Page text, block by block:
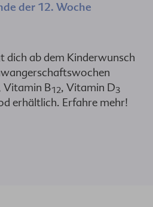
der 12. Woche
dich ab dem Kinderwunsch
Vitamin B12, Vitamin D3
erhältlich. Erfahre mehr!